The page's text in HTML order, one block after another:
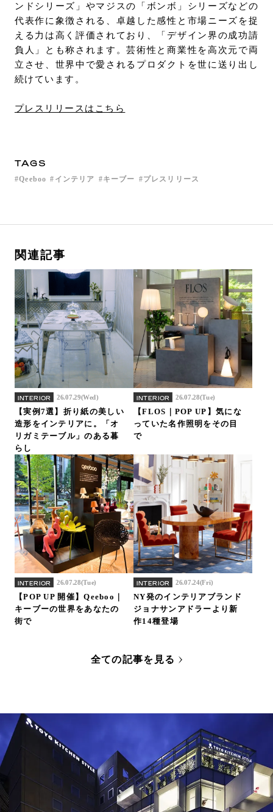
ンドシリーズ」やマジスの「ボンボ」シリーズなどの
代表作に象徴される、卓越した感性と市場ニーズを捉
える力は高く評価されており、「デザイン界の成功請
負人」とも称されます。芸術性と商業性を高次元で両
立させ、世界中で愛されるプロダクトを世に送り出し
続けています。
プレスリリースはこちら
TAGS
Qeeboo インテリア キーブー プレスリリース
関連記事
INTERIOR 26.07.29(Wed)
【実例7選】折り紙の美しい
造形をインテリアに。「オ
リガミテーブル」のある暮
らし
INTERIOR 26.07.28(Tue)
【FLOS｜POP UP】気にな
っていた名作照明をその目
で
INTERIOR 26.07.28(Tue)
【POP UP 開催】Qeeboo｜
キーブーの世界をあなたの
街で
INTERIOR 26.07.24(Fri)
NY発のインテリアブランド
ジョナサンアドラーより新
作14種登場
全ての記事を見る